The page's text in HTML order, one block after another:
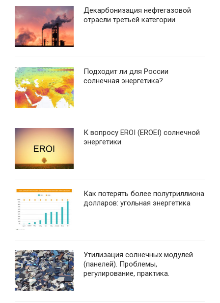
Декарбонизация нефтегазовой
отрасли третьей категории
Подходит ли для России
солнечная энергетика?
К вопросу EROI (EROEI) солнечной
энергетики
Как потерять более полутриллиона
долларов: угольная энергетика
Утилизация солнечных модулей
(панелей). Проблемы,
регулирование, практика.